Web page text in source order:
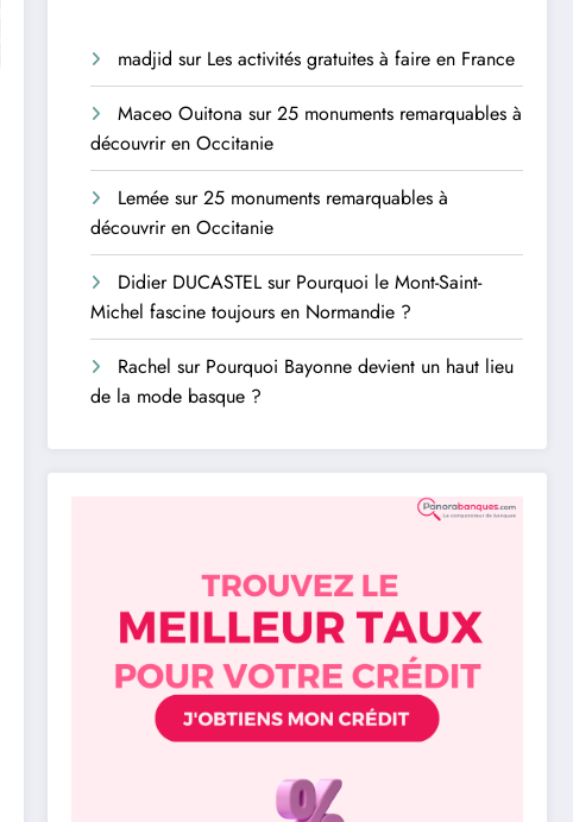
madjid sur Les activités gratuites à faire en France
Maceo Ouitona sur25 monuments remarquables à
découvrir en Occitanie
Lemée sur25 monuments remarquables à
découvrir en Occitanie
Didier DUCASTEL sur Pourquoi le Mont-Saint-
Michel fascine toujours en Normandie ?
Rachel sur Pourquoi Bayonne devient un haut lieu
de la mode basque ?